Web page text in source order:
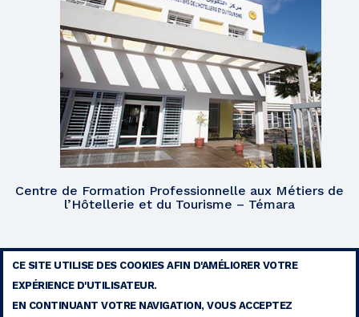
Centre de Formation Professionnelle aux Métiers de
l’Hôtellerie et du Tourisme – Témara
CE SITE UTILISE DES COOKIES AFIN D'AMÉLIORER VOTRE
EXPÉRIENCE D'UTILISATEUR.
EN CONTINUANT VOTRE NAVIGATION, VOUS ACCEPTEZ